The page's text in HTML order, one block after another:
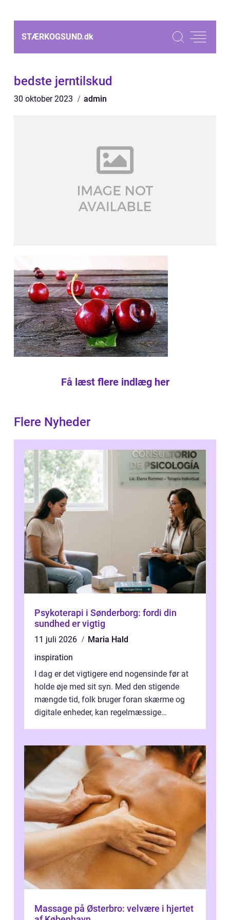
STÆRKOGSUND.dk
bedste jerntilskud
30 oktober 2023 admin
Få læst flere indlæg her
Flere Nyheder
Psykoterapi i Sønderborg: fordi din
sundhed er vigtig
11 juli 2026
Maria Hald
inspiration
I dag er det vigtigere end nogensinde før at
holde øje med sit syn. Med den stigende
mængde tid, folk bruger foran skærme og
digitale enheder, kan regelmæssige
Massage på Østerbro: velvære i hjertet